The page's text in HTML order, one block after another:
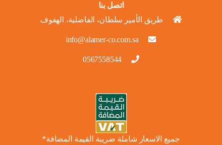
اتصل بنا
طريق الأمير سلطان، الفاضلية، الهفوف
info@alamer-co.com.sa
0567558544
جميع الاسعار شاملة ضريبة القيمة المضافة*